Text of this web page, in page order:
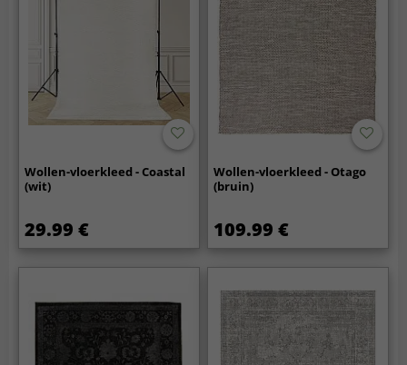
Wollen-vloerkleed - Coastal
(wit)
29.99 €
Wollen-vloerkleed - Otago
(bruin)
109.99 €